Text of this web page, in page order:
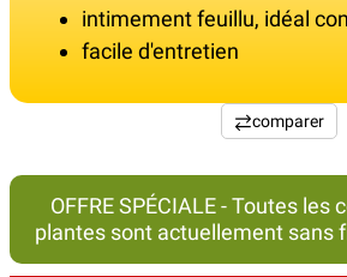
intimement feuillu, idéal
facile d'entretien
comparer
OFFRE SPÉCIALE - Toutes les
plantes sont actuellement sans